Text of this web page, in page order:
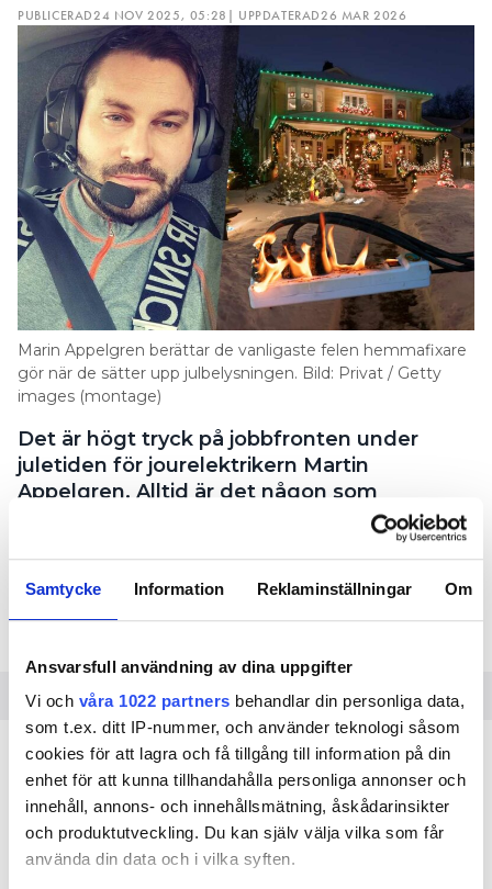
Samtycke Information Reklaminställningar Om
Ansvarsfull användning av dina uppgifter
Vi och våra 1022 partners behandlar din personliga data,
som t.ex. ditt IP-nummer, och använder teknologi såsom
cookies för att lagra och få tillgång till information på din
enhet för att kunna tillhandahålla personliga annonser och
innehåll, annons- och innehållsmätning, åskådarinsikter
och produktutveckling. Du kan själv välja vilka som får
använda din data och i vilka syften.
PUBLICERAD24 NOV 2025, 05:28 | UPPDATERAD26 MAR 2026
Marin Appelgren berättar de vanligaste felen hemmafixare
gör när de sätter upp julbelysningen. Bild: Privat / Getty
images (montage)
Det är högt tryck på jobbfronten under
juletiden för jourelektrikern Martin
Appelgren. Alltid är det någon som
seriekopplat grenuttag eller lagt sladdar
TEXT
1. Seriekopplar grenuttag på
grenuttag
Helst ska man inte seriekoppla grenuttag, eftersom
kablar och kontakter riskerar att smälta om de blir